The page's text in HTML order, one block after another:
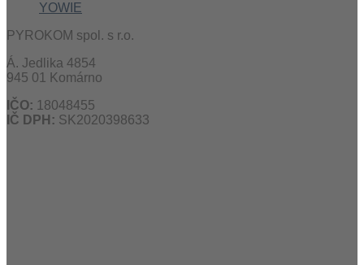
YOWIE
PYROKOM spol. s r.o.
Á. Jedlika 4854
945 01 Komárno
IČO: 18048455
IČ DPH: SK2020398633